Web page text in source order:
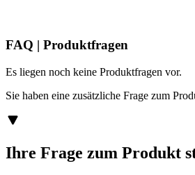
FAQ | Produktfragen
Es liegen noch keine Produktfragen vor.
Sie haben eine zusätzliche Frage zum
Ihre Frage zum Produkt